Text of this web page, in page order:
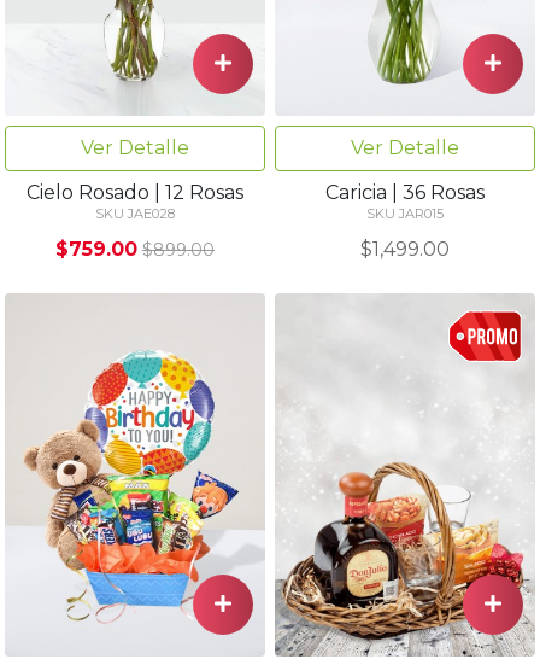
Ver Detalle
Cielo Rosado | 12 Rosas
SKU JAE028
$759.00 $899.00
Ver Detalle
Caricia | 36 Rosas
SKU JAR015
$1,499.00